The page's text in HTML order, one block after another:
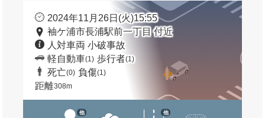
2024年11月26日(火)15:55
袖ケ浦市長浦駅前一丁目 付近
人対車両 小破事故
軽自動車(1) 歩行者(1)
死亡(0) 負傷(1)
距離308m
他 他